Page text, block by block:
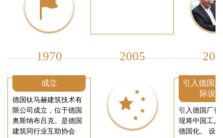
成立
德国钛马赫建筑技术有
限公司成立，位于德国
奥斯纳布吕克。是德国
建筑同行业互助协会
1970 2005
引入德国
际设
引入德国厂长
现将中国工人
德国化。 设